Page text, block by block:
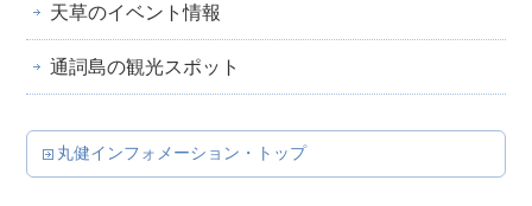
天草のイベント情報
通詞島の観光スポット
丸健インフォメーション・トップ